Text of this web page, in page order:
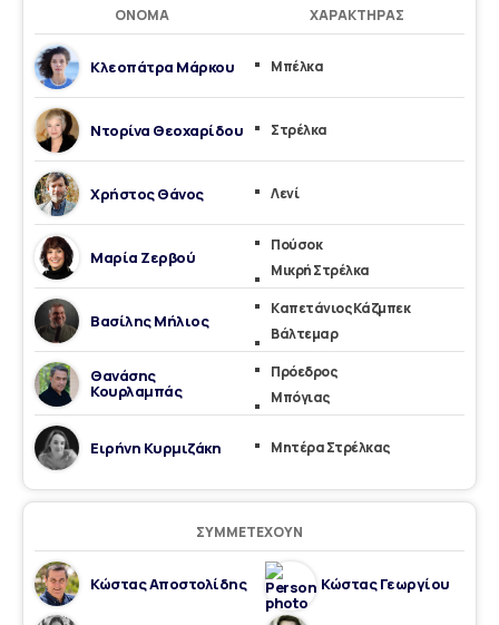
ΌΝΟΜΑ ΧΑΡΑΚΤΉΡΑΣ
Κλεοπάτρα Μάρκου Μπέλκα
Ντορίνα Θεοχαρίδου Στρέλκα
Χρήστος Θάνος Λενί
Μαρία Ζερβού
Πούσοκ
Μικρή Στρέλκα
Βασίλης Μήλιος
Καπετάνιος Κάζμπεκ
Βάλτεμαρ
Θανάσης
Κουρλαμπάς
Πρόεδρος
Μπόγιας
Ειρήνη Κυρμιζάκη Μητέρα Στρέλκας
ΣΥΜΜΕΤΈΧΟΥΝ
Κώστας Αποστολίδης Κώστας Γεωργίου